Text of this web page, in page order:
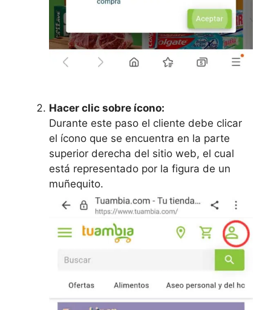
Hacer clic sobre ícono:
Durante este paso el cliente debe clicar
el ícono que se encuentra en la parte
superior derecha del sitio web, el cual
está representado por la figura de un
muñequito.